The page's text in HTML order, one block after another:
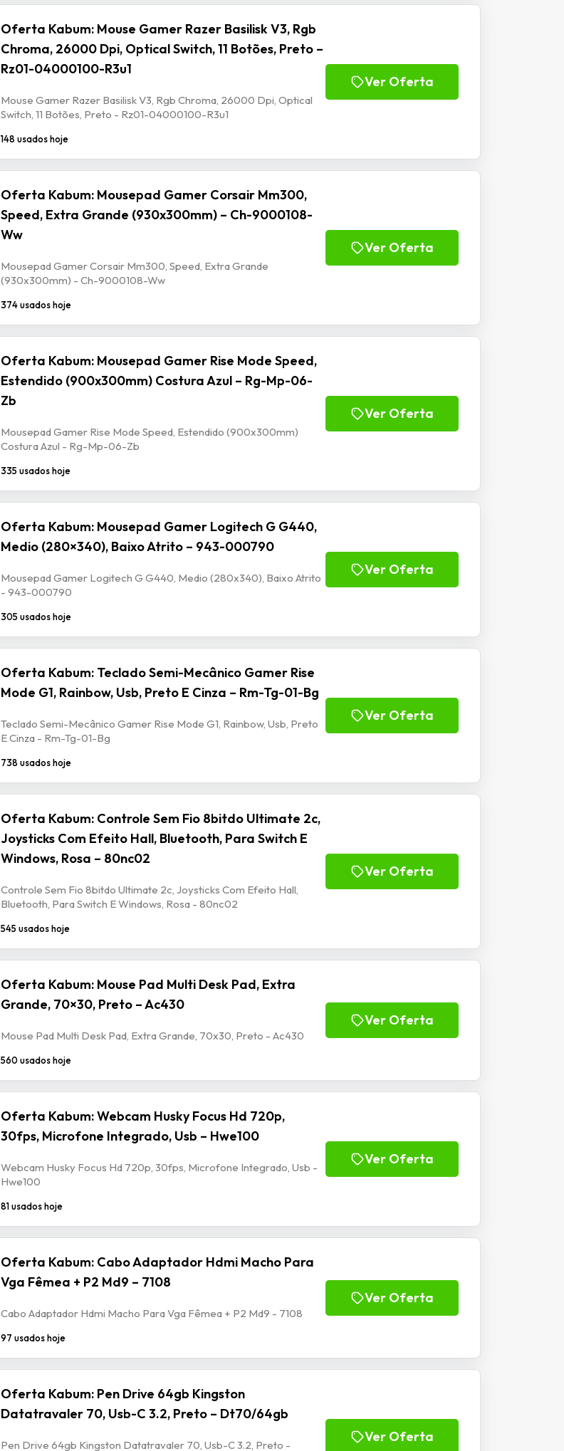
Oferta Kabum: Mouse Gamer Razer Basilisk V3, Rgb
Chroma, 26000 Dpi, Optical Switch, 11 Botões, Preto –
Rz01-04000100-R3u1
Mouse Gamer Razer Basilisk V3, Rgb Chroma, 26000 Dpi, Optical
Switch, 11 Botões, Preto - Rz01-04000100-R3u1
148 usados hoje
Ver Oferta
Oferta Kabum: Mousepad Gamer Corsair Mm300,
Speed, Extra Grande (930x300mm) – Ch-9000108-
Ww
Mousepad Gamer Corsair Mm300, Speed, Extra Grande
(930x300mm) - Ch-9000108-Ww
374 usados hoje
Ver Oferta
Oferta Kabum: Mousepad Gamer Rise Mode Speed,
Estendido (900x300mm) Costura Azul – Rg-Mp-06-
Zb
Mousepad Gamer Rise Mode Speed, Estendido (900x300mm)
Costura Azul - Rg-Mp-06-Zb
335 usados hoje
Ver Oferta
Oferta Kabum: Mousepad Gamer Logitech G G440,
Medio (280×340), Baixo Atrito – 943-000790
Mousepad Gamer Logitech G G440, Medio (280x340), Baixo Atrito
- 943-000790
305 usados hoje
Ver Oferta
Oferta Kabum: Teclado Semi-Mecânico Gamer Rise
Mode G1, Rainbow, Usb, Preto E Cinza – Rm-Tg-01-Bg
Teclado Semi-Mecânico Gamer Rise Mode G1, Rainbow, Usb, Preto
E Cinza - Rm-Tg-01-Bg
738 usados hoje
Ver Oferta
Oferta Kabum: Controle Sem Fio 8bitdo Ultimate 2c,
Joysticks Com Efeito Hall, Bluetooth, Para Switch E
Windows, Rosa – 80nc02
Controle Sem Fio 8bitdo Ultimate 2c, Joysticks Com Efeito Hall,
Bluetooth, Para Switch E Windows, Rosa - 80nc02
545 usados hoje
Ver Oferta
Oferta Kabum: Mouse Pad Multi Desk Pad, Extra
Grande, 70×30, Preto – Ac430
Mouse Pad Multi Desk Pad, Extra Grande, 70x30, Preto - Ac430
560 usados hoje
Ver Oferta
Oferta Kabum: Webcam Husky Focus Hd 720p,
30fps, Microfone Integrado, Usb – Hwe100
Webcam Husky Focus Hd 720p, 30fps, Microfone Integrado, Usb -
Hwe100
81 usados hoje
Ver Oferta
Oferta Kabum: Cabo Adaptador Hdmi Macho Para
Vga Fêmea + P2 Md9 – 7108
Cabo Adaptador Hdmi Macho Para Vga Fêmea + P2 Md9 - 7108
97 usados hoje
Ver Oferta
Oferta Kabum: Pen Drive 64gb Kingston
Datatravaler 70, Usb-C 3.2, Preto – Dt70/64gb
Pen Drive 64gb Kingston Datatravaler 70, Usb-C 3.2, Preto -
Ver Oferta